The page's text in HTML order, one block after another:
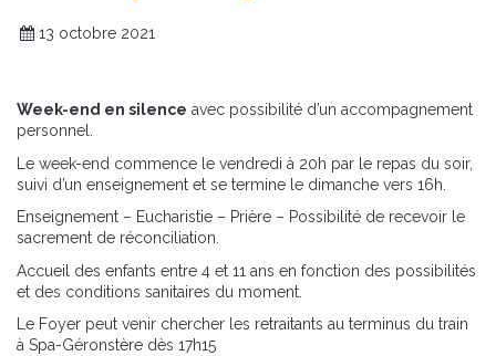
13 octobre 2021
Week-end en silence avec possibilité d’un accompagnement
personnel.
Le week-end commence le vendredi à 20h par le repas du soir,
suivi d’un enseignement et se termine le dimanche vers 16h.
Enseignement – Eucharistie – Prière – Possibilité de recevoir le
sacrement de réconciliation.
Accueil des enfants entre 4 et 11 ans en fonction des possibilités
et des conditions sanitaires du moment.
Le Foyer peut venir chercher les retraitants au terminus du train
à Spa-Géronstère dès 17h15